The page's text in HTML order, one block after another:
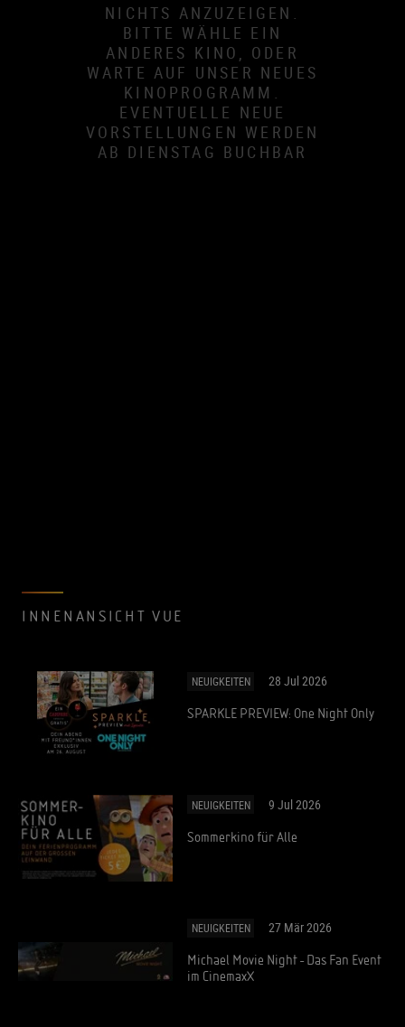
NICHTS ANZUZEIGEN.
BITTE WÄHLE EIN
ANDERES KINO, ODER
WARTE AUF UNSER NEUES
KINOPROGRAMM.
EVENTUELLE NEUE
VORSTELLUNGEN WERDEN
AB DIENSTAG BUCHBAR
INNENANSICHT VUE
NEUIGKEITEN 28 Jul 2026
SPARKLE PREVIEW: One Night Only
NEUIGKEITEN 9 Jul 2026
Sommerkino für Alle
NEUIGKEITEN 27 Mär 2026
Michael Movie Night - Das Fan Event
im CinemaxX